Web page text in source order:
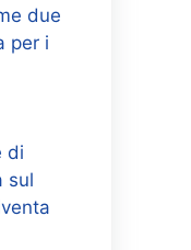
due
per i
di
sul